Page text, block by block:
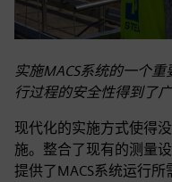
实施MACS系统的一个
行过程的安全性得到了广
现代化的实施方式使得
施。整合了现有的测量
提供了MACS系统运行